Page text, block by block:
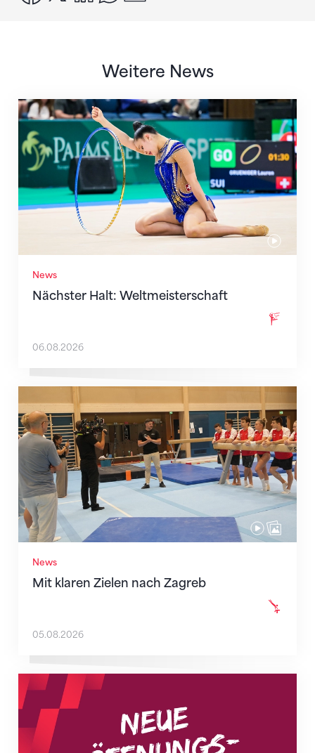
Weitere News
News
Nächster Halt: Weltmeisterschaft
Nächster Halt: Weltmeisterschaft
06.08.2026
News
Mit klaren Zielen nach Zagreb
Mit klaren Zielen nach Zagreb
05.08.2026
Neue Empfangszeiten ab 1. August 2026